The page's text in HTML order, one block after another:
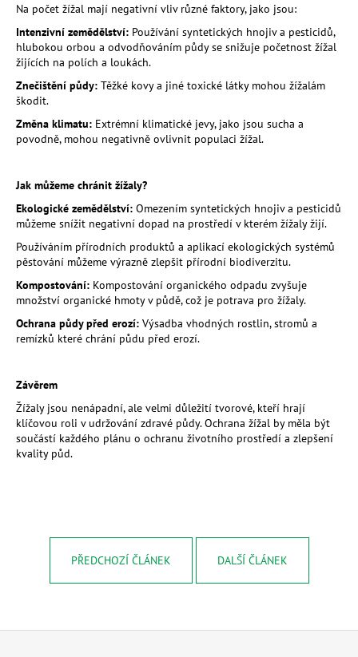
Na počet žížal mají negativní vliv různé faktory, jako jsou:
Intenzivní zemědělství: Používání syntetických hnojiv a pesticidů,
hlubokou orbou a odvodňováním půdy se snižuje početnost žížal
žijících na polích a loukách.
Znečištění půdy: Těžké kovy a jiné toxické látky mohou žížalám
škodit.
Změna klimatu: Extrémní klimatické jevy, jako jsou sucha a
povodně, mohou negativně ovlivnit populaci žížal.
Jak můžeme chránit žížaly?
Ekologické zemědělství: Omezením syntetických hnojiv a pesticidů
můžeme snížit negativní dopad na prostředí v kterém žížaly žijí.
Používáním přírodních produktů a aplikací ekologických systémů
pěstování můžeme výrazně zlepšit přírodní biodiverzitu.
Kompostování: Kompostování organického odpadu zvyšuje
množství organické hmoty v půdě, což je potrava pro žížaly.
Ochrana půdy před erozí: Výsadba vhodných rostlin, stromů a
remízků které chrání půdu před erozí.
Závěrem
Žížaly jsou nenápadní, ale velmi důležití tvorové, kteří hrají
klíčovou roli v udržování zdravé půdy. Ochrana žížal by měla být
součástí každého plánu o ochranu životního prostředí a zlepšení
kvality půd.
PŘEDCHOZÍ ČLÁNEK DALŠÍ ČLÁNEK
MESIHO
ŽÍŽALÍ
ČAJ
KOPŘIVOU
A
BIOUHLÍKEM
5
LITRŮ
Kč